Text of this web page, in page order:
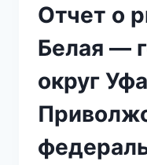
Отчет о
Белая —
округ